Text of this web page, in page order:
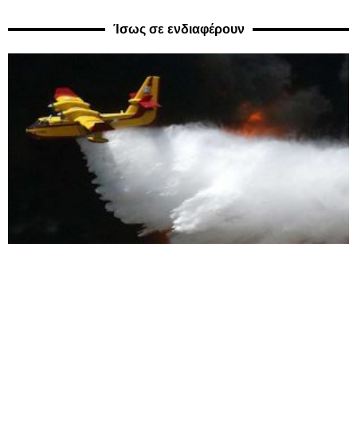
Ίσως σε ενδιαφέρουν